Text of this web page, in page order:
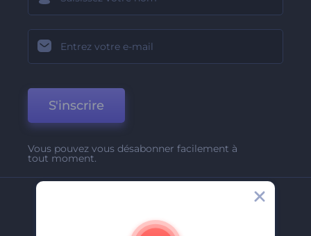
S'inscrire
Vous pouvez vous désabonner facilement à
tout moment.
A Propos De Nous